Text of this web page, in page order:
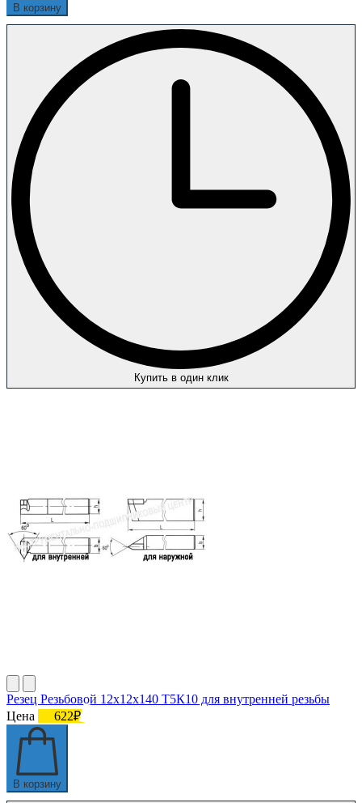
В корзину
Купить в один клик
Резец Резьбовой 12х12х140 Т5К10 для внутренней резьбы
Цена
622₽
В корзину